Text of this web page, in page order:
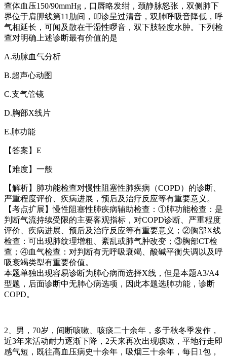
查体血压150/90mmHg ，口唇略发绀，颈静脉怒张，双侧肺下
界位于肩胛线第11 肋间，叩诊呈过清音，双肺呼吸音降低，呼
气相延长，可闻及散在干湿性啰音，双下肢轻度水肿。下列检
查对明确上述诊断最有价值的是
A.动脉血气分析
B.超声心动图
C.支气管镜
D.胸部X线片
E.肺功能
【答案】 E
【难度】一般
【解析】肺功能检查对慢性阻塞性肺疾病（COPD）的诊断、
严重程度评价、疾病进展，预后及治疗反应等有重要意义。
【考点扩展】慢性阻塞性肺疾病辅助检查： ①肺功能检查：是
判断气流持续受限的主要客观指标，对COPD诊断、严重程度
评价、疾病进展、预后及治疗反应等有重要意义； ②胸部X线
检查：可出现肺纹理增粗、紊乱或肺气肿改变； ③胸部CT检
查； ④血气检查：对判断有无呼吸衰竭、酸碱平衡失调以及呼
吸衰竭类型有重要价值。
本题单独出现容易诊断为肺心病而选择X线，但是本题A3/A4
型题，后面诊断中无肺心病选项，因此本题选肺功能，诊断
COPD。
2 、男， 70岁，间断咳嗽、咳痰二十余年，多于秋冬季发作，
近3年来活动耐力逐渐下降， 2天来再次出现咳嗽，平地行走即
感气短，既往高血压病史十余年，吸烟三十余年，每日 1包，